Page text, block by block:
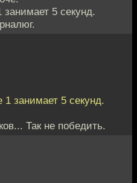
5 секунд.
занимает 5 секунд.
Так не победить.